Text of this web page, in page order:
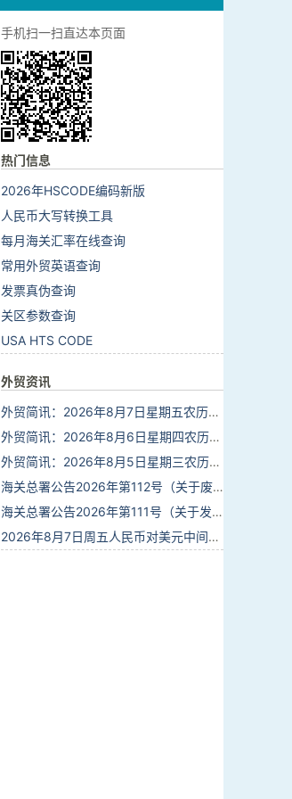
手机扫一扫直达本页面
热门信息
2026年HSCODE编码新版
人民币大写转换工具
每月海关汇率在线查询
常用外贸英语查询
发票真伪查询
关区参数查询
USA HTS CODE
外贸资讯
外贸简讯：2026年8月7日星期五农历六月廿五
外贸简讯：2026年8月6日星期四农历六月廿四
外贸简讯：2026年8月5日星期三农历六月廿三
海关总署公告2026年第112号（关于废止部分卫生检疫类规范性文件的公告）
海关总署公告2026年第111号（关于发布《进出境动植物检疫处理监督管理工作规定》《进出境卫生处理监督管理工作规定》的公告）
2026年8月7日周五人民币对美元中间价报6.7904调贬9个基点